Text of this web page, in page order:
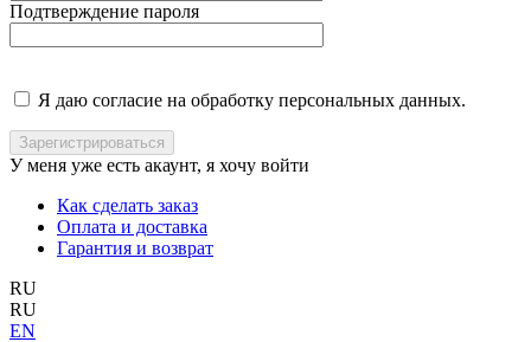
Подтверждение пароля
Я даю согласие на обработку персональных данных.
У меня уже есть акаунт, я хочу войти
Как сделать заказ
Оплата и доставка
Гарантия и возврат
RU
RU
EN